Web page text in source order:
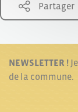
Partager
NEWSLETTER !
de la commune.